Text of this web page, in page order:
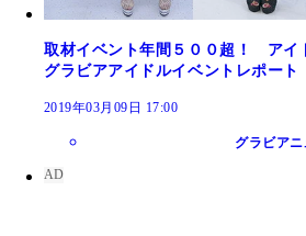
取材イベント年間５００超！ アイ
グラビアアイドルイベントレポート
2019年03月09日 17:00
グラビアニ